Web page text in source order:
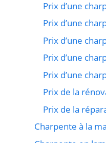
Prix d’une
Prix d’une
Prix d’une
Prix d’une
Prix d’une
Prix de la
Prix de la
Charpente à la